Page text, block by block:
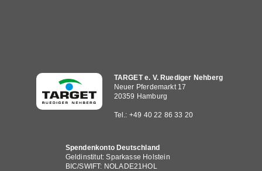
Hauptnavigation
TARGET e. V. Ruediger Nehberg
Neuer Pferdemarkt 17
20359 Hamburg
Tel.: +49 40 22 86 33 20
Spendenkonto Deutschland
Geldinstitut: Sparkasse Holstein
BIC/SWIFT: NOLADE21HOL